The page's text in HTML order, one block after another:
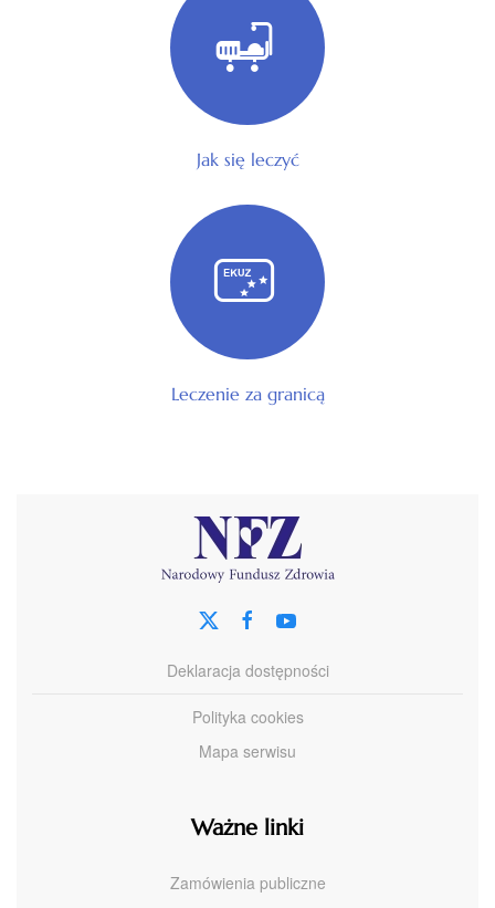
Jak się leczyć
Leczenie za granicą
Deklaracja dostępności
Polityka cookies
Mapa serwisu
Ważne linki
Zamówienia publiczne